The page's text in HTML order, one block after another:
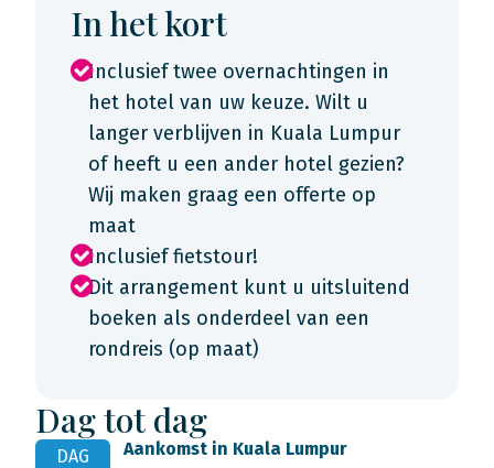
In het kort
Inclusief twee overnachtingen in
het hotel van uw keuze. Wilt u
langer verblijven in Kuala Lumpur
of heeft u een ander hotel gezien?
Wij maken graag een offerte op
maat
Inclusief fietstour!
Dit arrangement kunt u uitsluitend
boeken als onderdeel van een
rondreis (op maat)
Dag tot dag
DAG
Aankomst in Kuala Lumpur